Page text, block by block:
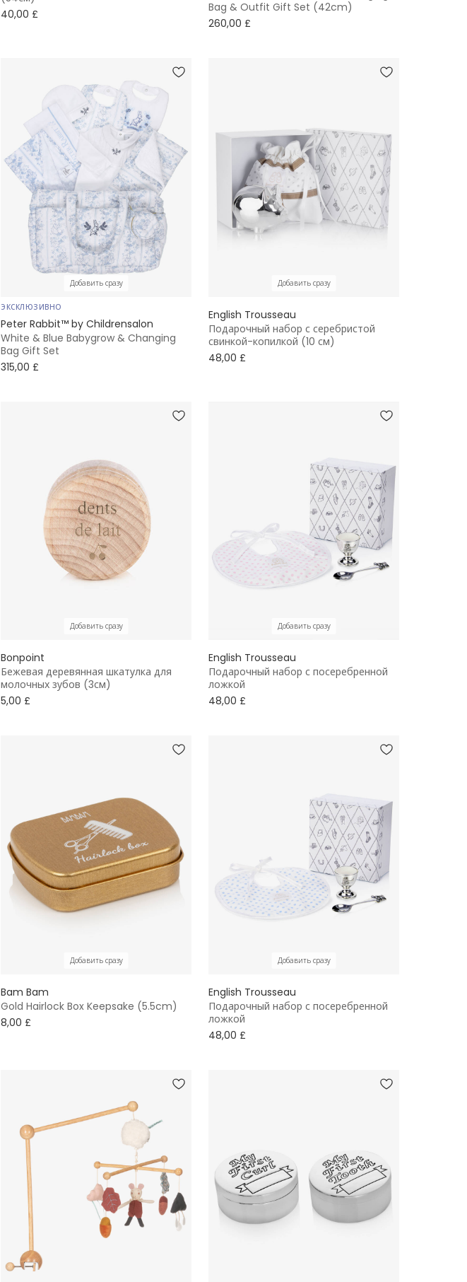
40,00 £
Bag & Outfit Gift Set (42cm)
260,00 £
Добавить сразу
ЭКСКЛЮЗИВНО
Peter Rabbit™ by Childrensalon
White & Blue Babygrow & Changing
Bag Gift Set
315,00 £
Добавить сразу
English Trousseau
Подарочный набор с серебристой
свинкой-копилкой (10 см)
48,00 £
Добавить сразу
Bonpoint
Бежевая деревянная шкатулка для
молочных зубов (3см)
5,00 £
Добавить сразу
English Trousseau
Подарочный набор с посеребренной
ложкой
48,00 £
Добавить сразу
Bam Bam
Gold Hairlock Box Keepsake (5.5cm)
8,00 £
Добавить сразу
English Trousseau
Подарочный набор с посеребренной
ложкой
48,00 £